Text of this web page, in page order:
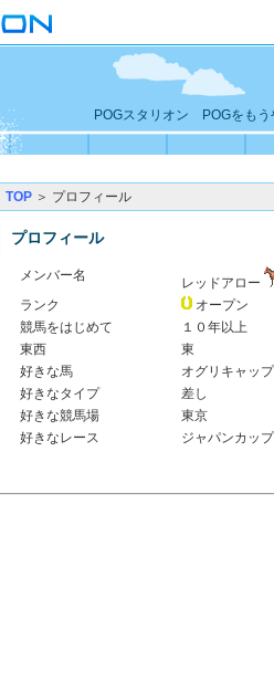
POGスタリオン POGをもう
TOP ＞ プロフィール
プロフィール
メンバー名
レッドアロー
ランク
オープン
競馬をはじめて
１０年以上
東西
東
好きな馬
オグリキャップ
好きなタイプ
差し
好きな競馬場
東京
好きなレース
ジャパンカッ